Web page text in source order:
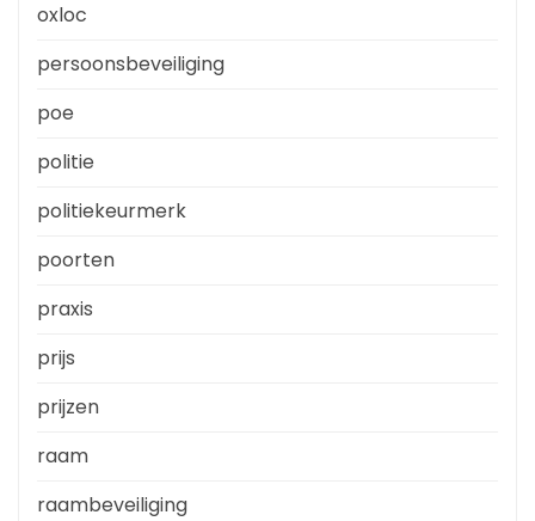
oxloc
persoonsbeveiliging
poe
politie
politiekeurmerk
poorten
praxis
prijs
prijzen
raam
raambeveiliging